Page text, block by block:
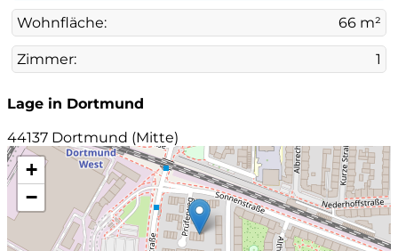
Wohnfläche: 66 m²
Zimmer: 1
Lage in Dortmund
44137 Dortmund (Mitte)
+
−